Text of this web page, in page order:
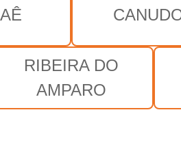
RIBEIRA DO
AMPARO